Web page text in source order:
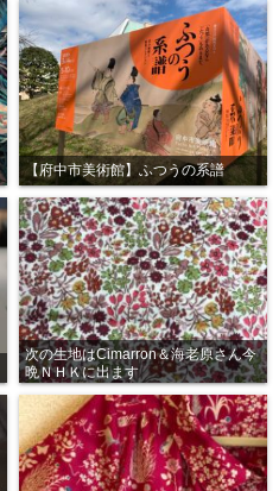
【府中市美術館】ふつうの系譜
次の生地はCimarron＆海老原さん今
晩ＮＨＫに出ます